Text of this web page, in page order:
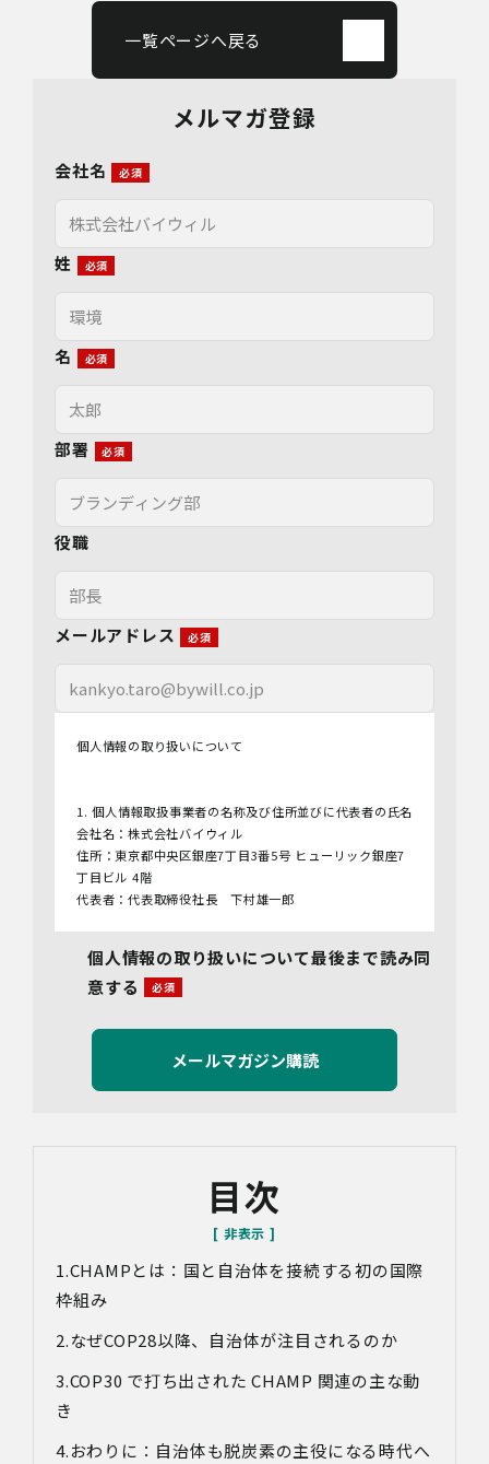
一覧ページへ戻る
メルマガ登録
会社名
姓
名
部署
役職
メールアドレス
個人情報の取り扱いについて
1. 個人情報取扱事業者の名称及び住所並びに代表者の氏名
会社名：株式会社バイウィル
住所：東京都中央区銀座7丁目3番5号 ヒューリック銀座7
丁目ビル 4階
代表者：代表取締役社長 下村雄一郎
管理者名：管理部長
連絡先：info@bywill.co.jp
3.利用目的
当社で取り扱う個人情報（個人情報保護法第2条第1項によ
り定義された「個人情報」をいい、以下同様とします。）
の利用目的は以下のとおりです。個人情報の提供は任意で
望・お問い合わせ内容・ご意見等の正確な把握、今後の
サービス向上等のために、録音・録画させていただく場合
対象情報
・お問い合わせ時に取得する個人情報
利用目的
・お問い合わせ対応の品質向上及びお問い合わせ内容等の
価値創出支援」「環境価値売買」「脱炭素コンサルティン
個人情報の取り扱いについて最後まで読み同
意する
目次
CHAMPとは：国と自治体を接続する初の国際
枠組み
なぜCOP28以降、自治体が注目されるのか
COP30 で打ち出された CHAMP 関連の主な動
き
おわりに：自治体も脱炭素の主役になる時代へ